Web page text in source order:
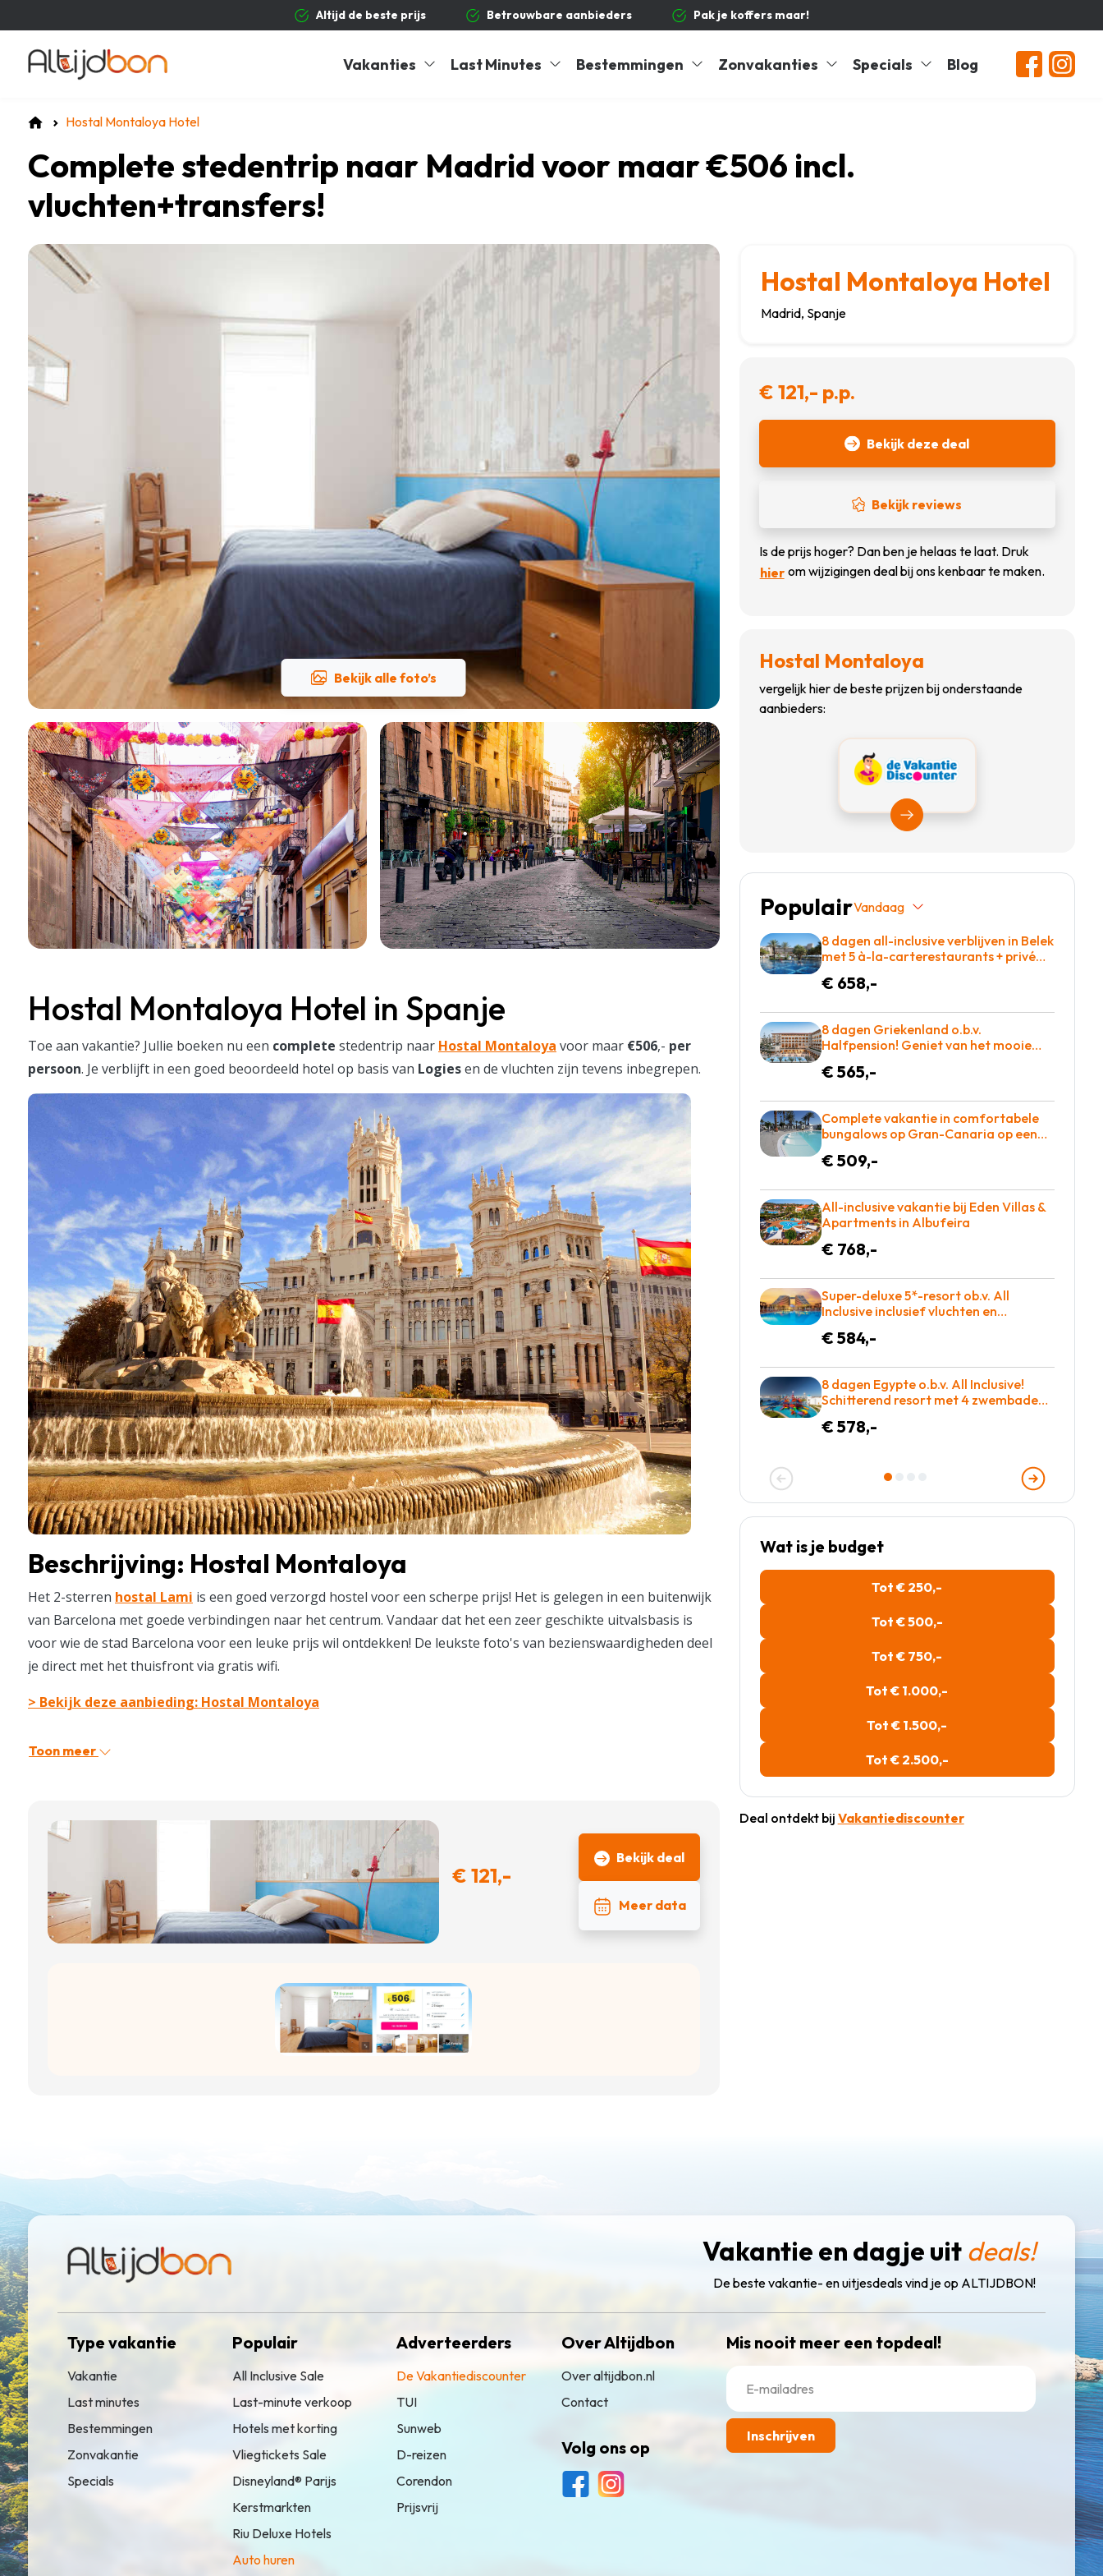
Altijd de beste prijs Betrouwbare aanbieders Pak je koffers maar!
Vakanties Last Minutes Bestemmingen Zonvakanties Specials Blog
Hostal Montaloya Hotel
Complete stedentrip naar Madrid voor maar €506 incl.
vluchten+transfers!
Bekijk alle foto’s
Hostal Montaloya Hotel in Spanje
Toe aan vakantie? Jullie boeken nu een complete stedentrip naar Hostal Montaloya voor maar €506,- per
persoon. Je verblijft in een goed beoordeeld hotel op basis van Logiesen de vluchten zijn tevens inbegrepen.
Beschrijving: Hostal Montaloya
Het 2-sterren hostal Lami is een goed verzorgd hostel voor een scherpe prijs! Het is gelegen in een buitenwijk
van Barcelona met goede verbindingen naar het centrum. Vandaar dat het een zeer geschikte uitvalsbasis is
voor wie de stad Barcelona voor een leuke prijs wil ontdekken! De leukste foto's van bezienswaardigheden deel
je direct met het thuisfront via gratis wifi.
> Bekijk deze aanbieding: Hostal Montaloya
Toon meer
€ 121,-
Bekijk deal
Meer data
Hostal Montaloya Hotel
Madrid, Spanje
€ 121,- p.p.
Bekijk deze deal
Bekijk reviews
Is de prijs hoger? Dan ben je helaas te laat. Druk
hier om wijzigingen deal bij ons kenbaar te maken.
Hostal Montaloya
vergelijk hier de beste prijzen bij onderstaande
aanbieders:
Bekijk Vakantiediscounter
PopulairVandaag
8 dagen all-inclusive verblijven in Belek
met 5 à-la-carterestaurants + privé
year award voor maar €658 =
€ 658,-
8 dagen Griekenland o.b.v.
Halfpension! Geniet van het mooie
ligbed aan het zwembad! €565 p.p. =
€ 565,-
Complete vakantie in comfortabele
bungalows op Gran-Canaria op een
ruim opgezet complex o.b.v.
halfpension = BOEKEN!
€ 509,-
All-inclusive vakantie bij Eden Villas &
Apartments in Albufeira
€ 768,-
Super-deluxe 5*-resort ob.v. All
Inclusive inclusief vluchten en
€ 584,-
8 dagen Egypte o.b.v. All Inclusive!
Schitterend resort met 4 zwembaden,
€578 p.p. = GENIETEN
€ 578,-
Wat is je budget
Tot € 250,-
Tot € 500,-
Tot € 750,-
Tot € 1.000,-
Tot € 1.500,-
Tot € 2.500,-
Deal ontdekt bij Vakantiediscounter
Vakantie en dagje uit deals!
De beste vakantie- en uitjesdeals vind je op ALTIJDBON!
Type vakantie
Vakantie
Last minutes
Bestemmingen
Zonvakantie
Specials
Populair
All Inclusive Sale
Last-minute verkoop
Hotels met korting
Vliegtickets Sale
Disneyland® Parijs
Kerstmarkten
Riu Deluxe Hotels
Auto huren
Adverteerders
De Vakantiediscounter
TUI
Sunweb
D-reizen
Corendon
Prijsvrij
Over Altijdbon
Over altijdbon.nl
Contact
Volg ons op
Mis nooit meer een topdeal!
Inschrijven